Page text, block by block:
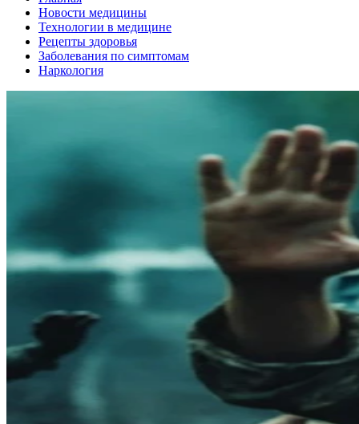
Новости медицины
Технологии в медицине
Рецепты здоровья
Заболевания по симптомам
Наркология